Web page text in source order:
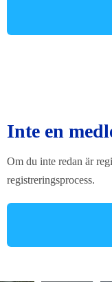
Inte en
Om du inte redan är
registreringsprocess.